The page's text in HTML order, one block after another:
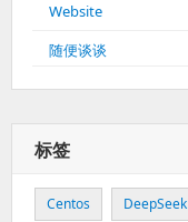
Website
随便谈谈
标签
Centos DeepSeek